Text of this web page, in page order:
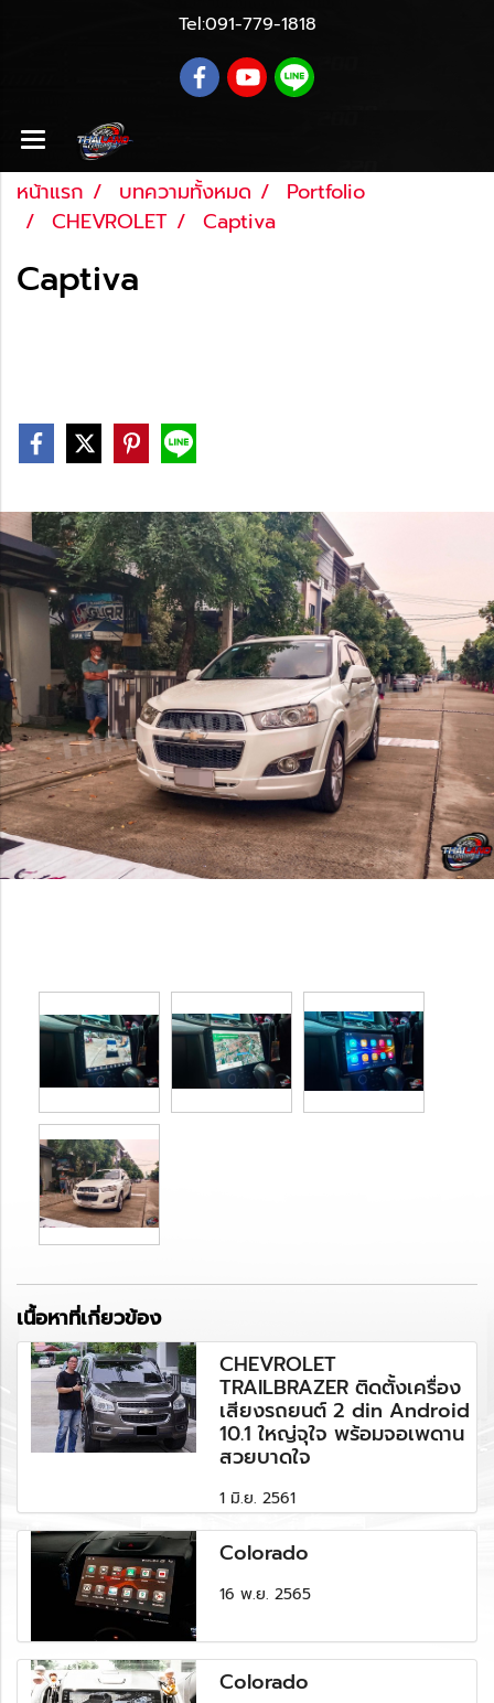
Tel:091-779-1818
หน้าแรก บทความทั้งหมด
Portfolio
CHEVROLET
Captiva
Captiva
เนื้อหาที่เกี่ยวข้อง
CHEVROLET
TRAILBRAZER ติดตั้งเครื่อง
เสียงรถยนต์ 2 din Android
10.1 ใหญ่จุใจ พร้อมจอเพดาน
สวยบาดใจ
1 มิ.ย. 2561
Colorado
16 พ.ย. 2565
Colorado